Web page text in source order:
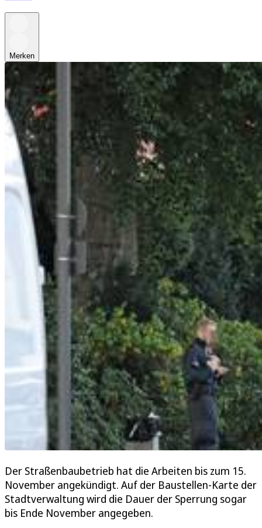
Merken
Der Straßenbaubetrieb hat die Arbeiten bis zum 15.
November angekündigt. Auf der Baustellen-Karte der
Stadtverwaltung wird die Dauer der Sperrung sogar
bis Ende November angegeben.